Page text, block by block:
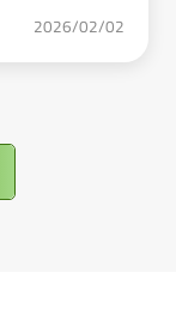
2026/02/02